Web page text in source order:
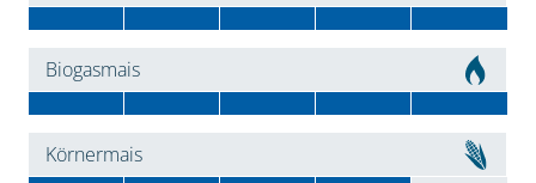
Biogasmais
Körnermais